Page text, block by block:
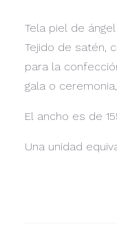
Tela piel de
Tejido de satén,
para la
gala o
El ancho es de
Una unidad